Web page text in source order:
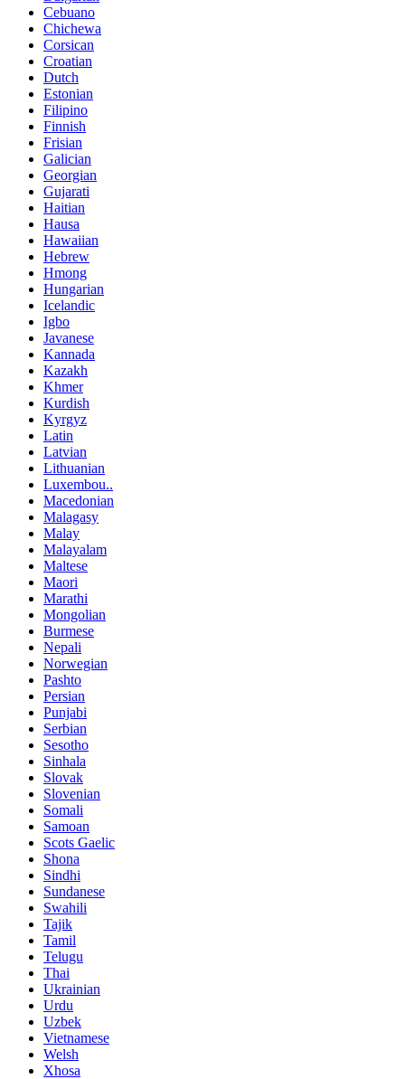
Cebuano
Chichewa
Corsican
Croatian
Dutch
Estonian
Filipino
Finnish
Frisian
Galician
Georgian
Gujarati
Haitian
Hausa
Hawaiian
Hebrew
Hmong
Hungarian
Icelandic
Igbo
Javanese
Kannada
Kazakh
Khmer
Kurdish
Kyrgyz
Latin
Latvian
Lithuanian
Luxembou..
Macedonian
Malagasy
Malay
Malayalam
Maltese
Maori
Marathi
Mongolian
Burmese
Nepali
Norwegian
Pashto
Persian
Punjabi
Serbian
Sesotho
Sinhala
Slovak
Slovenian
Somali
Samoan
Scots Gaelic
Shona
Sindhi
Sundanese
Swahili
Tajik
Tamil
Telugu
Thai
Ukrainian
Urdu
Uzbek
Vietnamese
Welsh
Xhosa